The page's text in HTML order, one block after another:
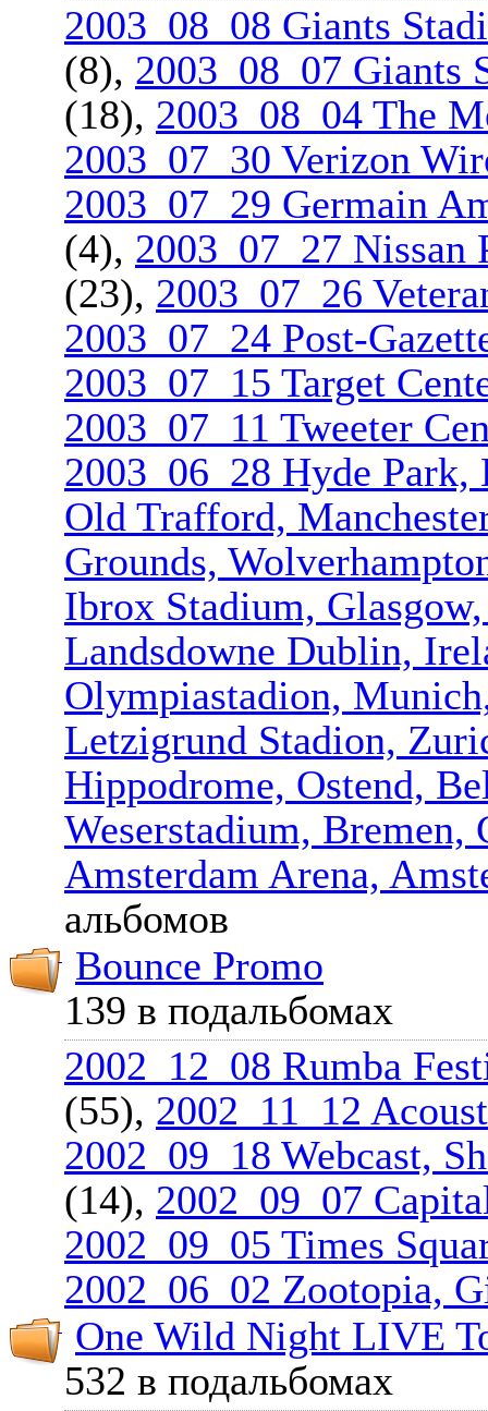
2003_08_08 Giants
(8), 2003_08_07 Giants
(18), 2003_08_04 The
2003_07_30 Verizon
2003_07_29 Germain
(4), 2003_07_27
(23), 2003_07_26
2003_07_24 Post-
2003_07_15 Target
2003_07_11 Tweeter
2003_06_28 Hyde
Old Trafford,
Grounds,
Ibrox Stadium,
Landsdowne Dublin,
Olympiastad­ion,
Letzigrund Stadion,
Hippodrome, Ostend,
Weserstadiu­m, Bremen,
Amsterdam Arena,
альбомов
Bounce Promo
139 в подальбомах
2002_12_08 Rumba
(55), 2002_11_12
2002_09_18 Webcast,
(14), 2002_09_07
2002_09_05 Times
2002_06_02 Zootopia,
One Wild Night LIVE
532 в подальбомах